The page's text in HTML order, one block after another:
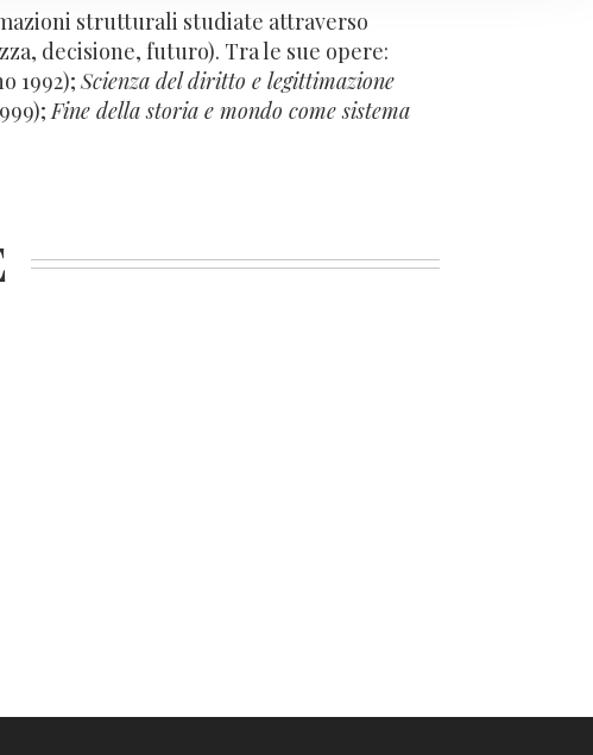
strutturali studiate attraverso
decisione, futuro). Tra le sue opere:
1992);Scienza del diritto e legittimazione
Fine della storia e mondo come sistema